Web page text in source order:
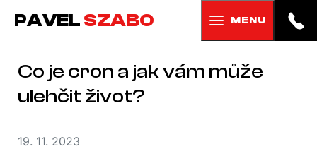
PAVEL SZABO MENU
Co je cron a jak vám může
ulehčit život?
19. 11. 2023